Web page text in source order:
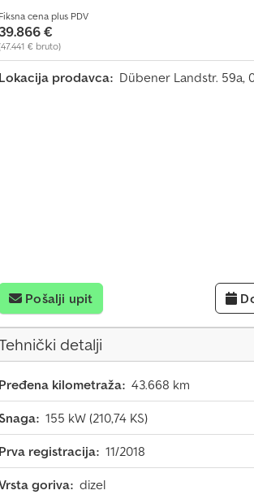
Fiksna cena plus PDV
39.866 €
€ bruto)
Lokacija prodavca: Dübener Landstr. 59a,
Pošalji upit
detalji
Pređena kilometraža: 43.668 km
155 kW (210,74 KS)
Prva registracija: 11/2018
goriva: dizel